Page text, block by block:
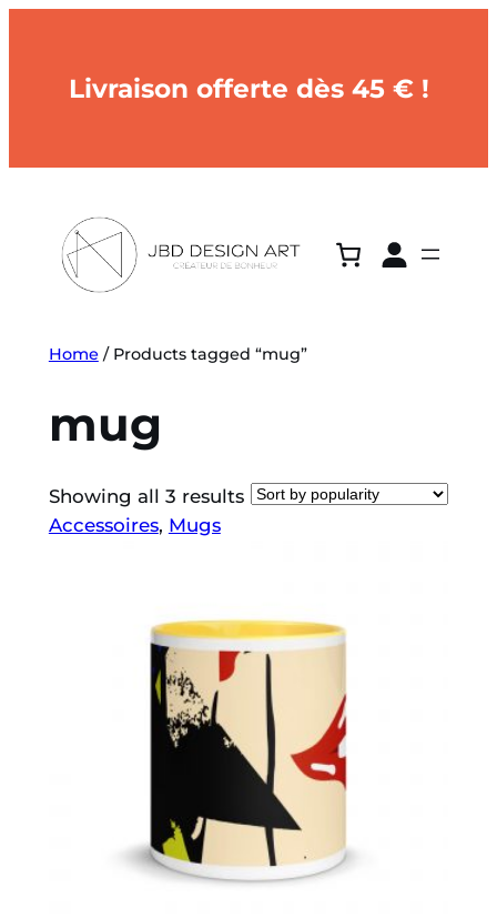
Livraison offerte dès 45 € !
Home/ Products tagged “mug”
mug
Showing all 3 results
Accessoires, Mugs